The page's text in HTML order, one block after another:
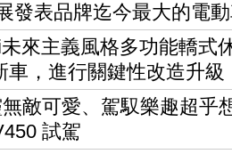
發表品牌迄今最大的電
來主義風格多功能轎式
車，進行關鍵性改造升級
敵可愛、駕馭樂趣超乎
試駕